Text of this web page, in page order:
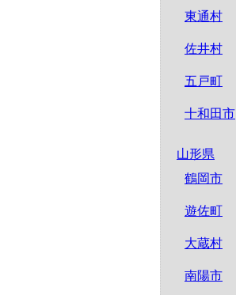
東通村
佐井村
五戸町
十和田市
山形県
鶴岡市
遊佐町
大蔵村
南陽市